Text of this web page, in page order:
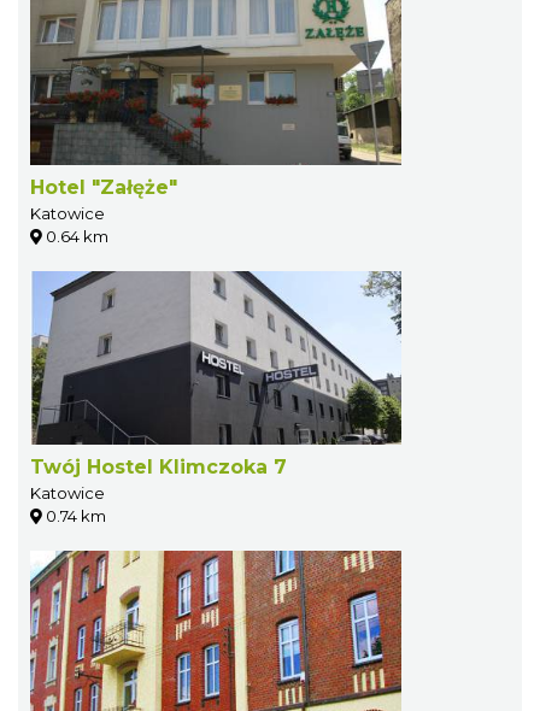
Hotel "Załęże"
Katowice
0.64 km
Twój Hostel Klimczoka 7
Katowice
0.74 km